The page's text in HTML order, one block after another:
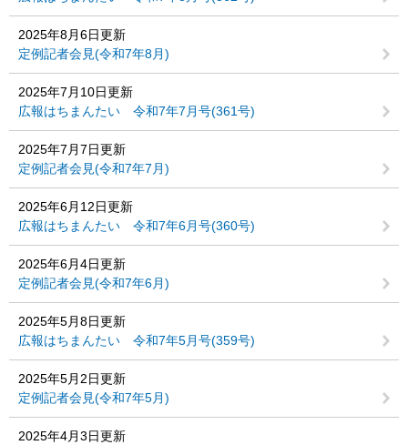
2025年8月6日更新
定例記者会見(令和7年8月)
2025年7月10日更新
広報はちまんたい 令和7年7月号(361号)
2025年7月7日更新
定例記者会見(令和7年7月)
2025年6月12日更新
広報はちまんたい 令和7年6月号(360号)
2025年6月4日更新
定例記者会見(令和7年6月)
2025年5月8日更新
広報はちまんたい 令和7年5月号(359号)
2025年5月2日更新
定例記者会見(令和7年5月)
2025年4月3日更新